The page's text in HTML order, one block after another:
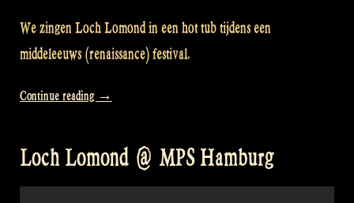
We zingen Loch Lomond in een hot tub tijdens een
middeleeuws (renaissance) festival.
Continue reading “Video:
Lomond
in
→
Loch Lomond @ MPS Hamburg